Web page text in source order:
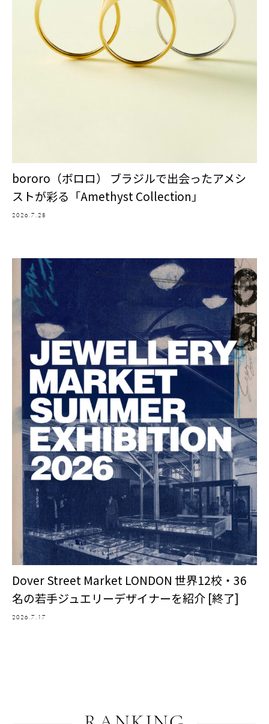
bororo（ボロロ） ブラジルで出会ったアメシ
ストが彩る「Amethyst Collection」
2026.7.28
Dover Street Market LONDON 世界12校・36
名の若手ジュエリーデザイナーを紹介 [終了]
2026.7.17